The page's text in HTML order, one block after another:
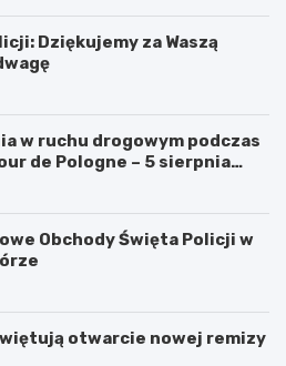
Dziękujemy za Waszą
w ruchu drogowym podczas
de Pologne – 5 sierpnia
Obchody Święta Policji w
otwarcie nowej remizy